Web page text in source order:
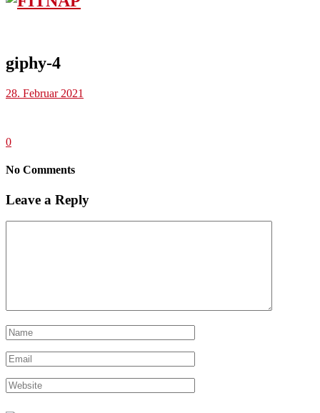
giphy-4
28. Februar 2021
0
No Comments
Leave a Reply